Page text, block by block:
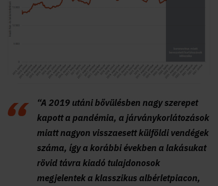
“A 2019 utáni bővülésben nagy szerepet
kapott a pandémia, a járványkorlátozások
miatt nagyon visszaesett külföldi vendégek
száma, így a korábbi években a lakásukat
rövid távra kiadó tulajdonosok
megjelentek a klasszikus albérletpiacon,